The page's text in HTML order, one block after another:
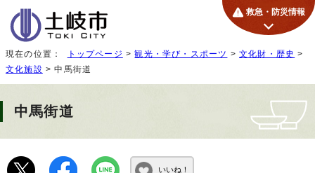
救急・防災情報
現在の位置： トップページ >観光・学び・スポーツ >文化財・歴史 >
文化施設 > 中馬街道
中馬街道
いいね！